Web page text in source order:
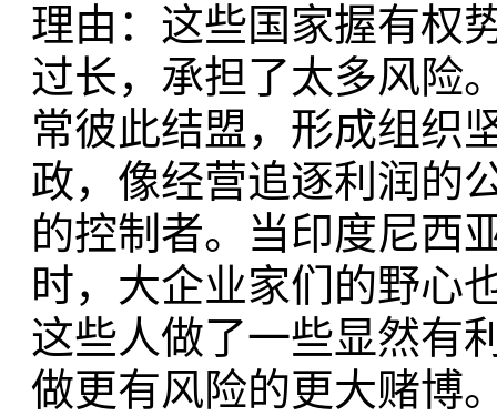
理由：这些国家握有权
过长，承担了太多风险
常彼此结盟，形成组织
政，像经营追逐利润的
的控制者。当印度尼西
时，大企业家们的野心
这些人做了一些显然有
做更有风险的更大赌博